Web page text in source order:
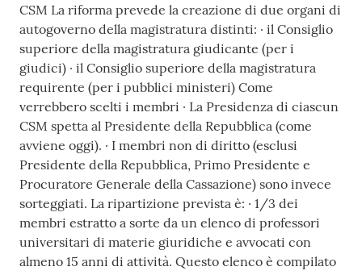
CSM La riforma prevede la creazione di due organi di
autogoverno della magistratura distinti: · il Consiglio
superiore della magistratura giudicante (per i
giudici) · il Consiglio superiore della magistratura
requirente (per i pubblici ministeri) Come
verrebbero scelti i membri · La Presidenza di ciascun
CSM spetta al Presidente della Repubblica (come
avviene oggi). · I membri non di diritto (esclusi
Presidente della Repubblica, Primo Presidente e
Procuratore Generale della Cassazione) sono invece
sorteggiati. La ripartizione prevista è: · 1/3 dei
membri estratto a sorte da un elenco di professori
universitari di materie giuridiche e avvocati con
almeno 15 anni di attività. Questo elenco è compilato